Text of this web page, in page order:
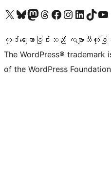
ကျွန်ုပ်တို့၏ X (ယခင် Twitter) အကောင့်သို့ သွားရောက်ကြည့်ရှုပါကျွန်ုပ်တို့၏ Bluesky အကောင့်သို့ ဝင်ရောက်ကြည့်ရှုရန်
ကျွန်ုပ်တို့၏ Mastodon အကောင့်သို့ သွားရောက်ကြည့်ရှုပါကျွန်ုပ်တို့၏ Threads အကောင့်သို့ ဝင်ရောက်ကြည့်ရှုရန်
ကျွန်ုပ်တို့၏ Facebook စာမျက်နှာသို့ သွားရောက်ကြည့်ရှုပါကျွန်ုပ်တို့၏ Instagram အကောင့်သို့ သွားရောက်ကြည့်ရှုပါ ကျွန်ုပ်တို့၏ LinkedIn အကောင့်သို့ သွားရောက်ကြည့်ရှုပါကျွန်ုပ်တို့၏ TikTok အကောင့်သို့ ဝင်ရောက်ကြည့်ရှုရန်
ကျွန်ုပ်တို့၏ YouTube ချန်နယ်သို့ သွားရောက်ကြည့်ရှုပါ
ကုဒ်ရေးသားခြင်းသည် ကဗျာသီကုံး
The WordPress®
of the WordPress